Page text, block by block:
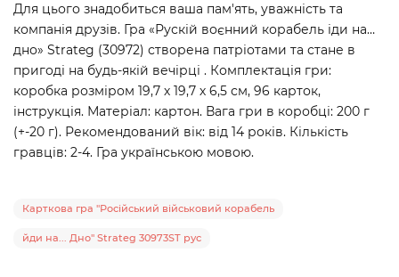
Для цього знадобиться ваша пам'ять, уважність та
компанія друзів. Гра «Рускій воєнний корабель іди на…
дно» Strateg (30972) створена патріотами та стане в
пригоді на будь-якій вечірці . Комплектація гри:
коробка розміром 19,7 х 19,7 х 6,5 см, 96 карток,
інструкція. Матеріал: картон. Вага гри в коробці: 200 г
(+-20 г). Рекомендований вік: від 14 років. Кількість
гравців: 2-4. Гра українською мовою.
Карткова гра "Російський військовий корабель
йди на... Дно" Strateg 30973ST рус